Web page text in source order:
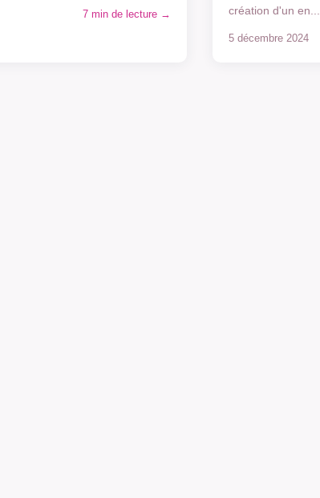
7 min de lecture →
création d'un en...
5 décembre 2024